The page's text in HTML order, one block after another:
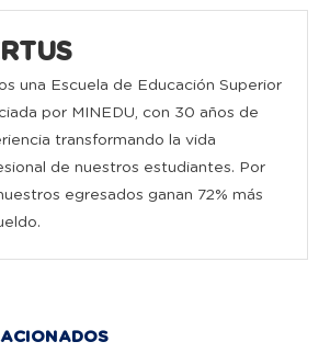
una Escuela de Educación Superior
por MINEDU, con 30 años de
transformando la vida
de nuestros estudiantes. Por
egresados ganan 72% más